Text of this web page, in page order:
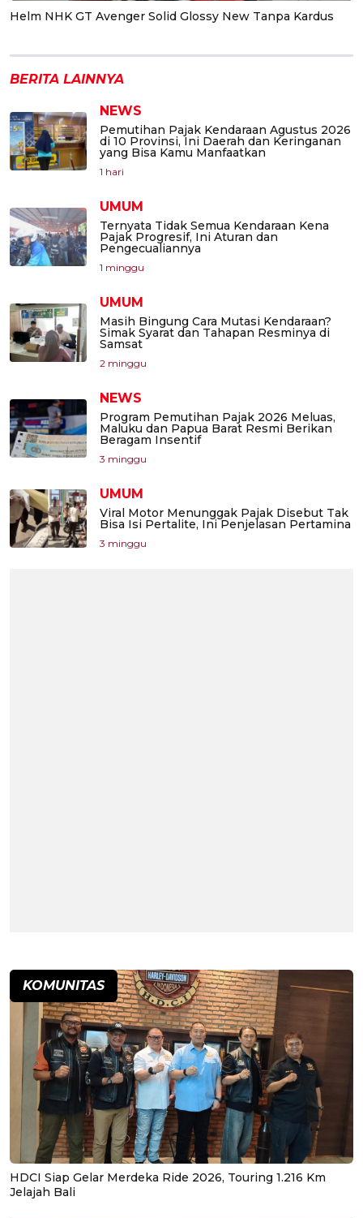
Helm NHK GT Avenger Solid Glossy New Tanpa Kardus
BERITA LAINNYA
NEWS
Pemutihan Pajak Kendaraan Agustus 2026
di 10 Provinsi, Ini Daerah dan Keringanan
yang Bisa Kamu Manfaatkan
1 hari
UMUM
Ternyata Tidak Semua Kendaraan Kena
Pajak Progresif, Ini Aturan dan
Pengecualiannya
1 minggu
UMUM
Masih Bingung Cara Mutasi Kendaraan?
Simak Syarat dan Tahapan Resminya di
Samsat
2 minggu
NEWS
Program Pemutihan Pajak 2026 Meluas,
Maluku dan Papua Barat Resmi Berikan
Beragam Insentif
3 minggu
UMUM
Viral Motor Menunggak Pajak Disebut Tak
Bisa Isi Pertalite, Ini Penjelasan Pertamina
3 minggu
KOMUNITAS
HDCI Siap Gelar Merdeka Ride 2026, Touring 1.216 Km
Jelajah Bali